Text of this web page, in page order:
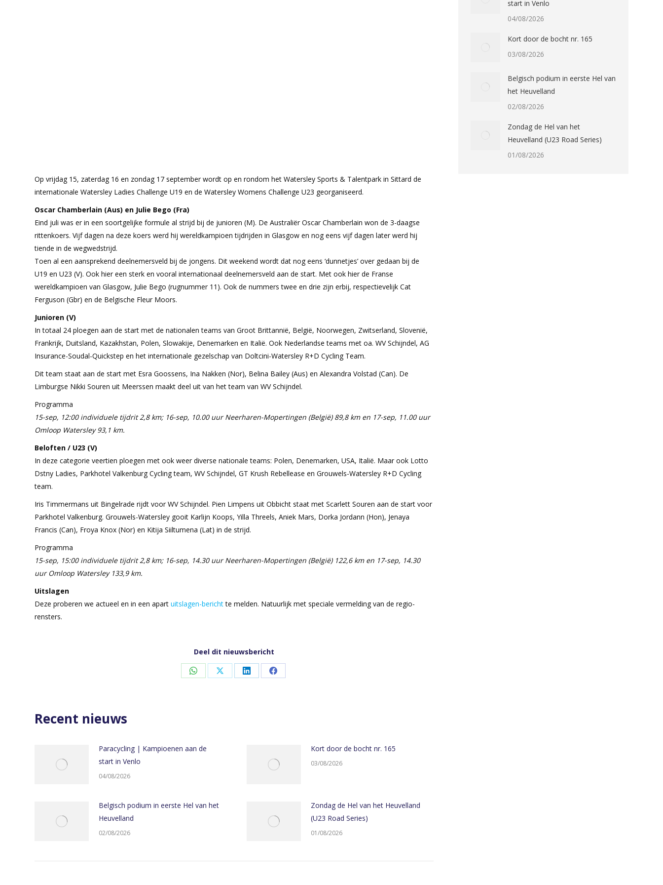
Op vrijdag 15, zaterdag 16 en zondag 17 september wordt op en rondom het Watersley Sports & Talentpark in Sittard de
internationale Watersley Ladies Challenge U19 en de Watersley Womens Challenge U23 georganiseerd.
Oscar Chamberlain (Aus) en Julie Bego (Fra)
Eind juli was er in een soortgelijke formule al strijd bij de junioren (M). De Australiër Oscar Chamberlain won de 3-daagse
rittenkoers. Vijf dagen na deze koers werd hij wereldkampioen tijdrijden in Glasgow en nog eens vijf dagen later werd hij
tiende in de wegwedstrijd.
Toen al een aansprekend deelnemersveld bij de jongens. Dit weekend wordt dat nog eens ‘dunnetjes’ over gedaan bij de
U19 en U23 (V). Ook hier een sterk en vooral internationaal deelnemersveld aan de start. Met ook hier de Franse
wereldkampioen van Glasgow, Julie Bego (rugnummer 11). Ook de nummers twee en drie zijn erbij, respectievelijk Cat
Ferguson (Gbr) en de Belgische Fleur Moors.
Junioren (V)
In totaal 24 ploegen aan de start met de nationalen teams van Groot Brittannië, België, Noorwegen, Zwitserland, Slovenië,
Frankrijk, Duitsland, Kazakhstan, Polen, Slowakije, Denemarken en Italië. Ook Nederlandse teams met oa. WV Schijndel, AG
Insurance-Soudal-Quickstep en het internationale gezelschap van Doltcini-Watersley R+D Cycling Team.
Dit team staat aan de start met Esra Goossens, Ina Nakken (Nor), Belina Bailey (Aus) en Alexandra Volstad (Can). De
Limburgse Nikki Souren uit Meerssen maakt deel uit van het team van WV Schijndel.
Programma
15-sep, 12:00 individuele tijdrit 2,8 km; 16-sep, 10.00 uur Neerharen-Mopertingen (België) 89,8 km en 17-sep, 11.00 uur
Omloop Watersley 93,1 km.
Beloften / U23 (V)
In deze categorie veertien ploegen met ook weer diverse nationale teams: Polen, Denemarken, USA, Italië. Maar ook Lotto
Dstny Ladies, Parkhotel Valkenburg Cycling team, WV Schijndel, GT Krush Rebellease en Grouwels-Watersley R+D Cycling
team.
Iris Timmermans uit Bingelrade rijdt voor WV Schijndel. Pien Limpens uit Obbicht staat met Scarlett Souren aan de start voor
Parkhotel Valkenburg. Grouwels-Watersley gooit Karlijn Koops, Yilla Threels, Aniek Mars, Dorka Jordann (Hon), Jenaya
Francis (Can), Froya Knox (Nor) en Kitija Siiltumena (Lat) in de strijd.
Programma
15-sep, 15:00 individuele tijdrit 2,8 km; 16-sep, 14.30 uur Neerharen-Mopertingen (België) 122,6 km en 17-sep, 14.30
uur Omloop Watersley 133,9 km.
Uitslagen
Deze proberen we actueel en in een apart uitslagen-berichtte melden. Natuurlijk met speciale vermelding van de regio-
rensters.
Deel dit nieuwsbericht
Share Share Share Share
Recent nieuws
Paracycling | Kampioenen aan de
start in Venlo
04/08/2026
Kort door de bocht nr. 165
03/08/2026
Belgisch podium in eerste Hel van het
Heuvelland
02/08/2026
Zondag de Hel van het Heuvelland
(U23 Road Series)
01/08/2026
start in Venlo
04/08/2026
Kort door de bocht nr. 165
03/08/2026
Belgisch podium in eerste Hel van
het Heuvelland
02/08/2026
Zondag de Hel van het
Heuvelland (U23 Road Series)
01/08/2026